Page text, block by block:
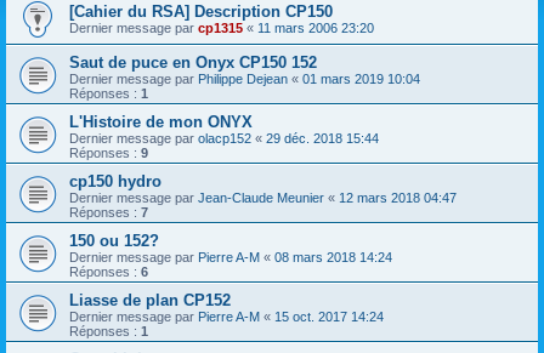
[Cahier du RSA] Description CP150
Dernier message par cp1315 « 11 mars 2006 23:20
Saut de puce en Onyx CP150 152
Dernier message par Philippe Dejean « 01 mars 2019 10:04
Réponses : 1
L'Histoire de mon ONYX
Dernier message par olacp152 « 29 déc. 2018 15:44
Réponses : 9
cp150 hydro
Dernier message par Jean-Claude Meunier « 12 mars 2018 04:47
Réponses : 7
150 ou 152?
Dernier message par Pierre A-M « 08 mars 2018 14:24
Réponses : 6
Liasse de plan CP152
Dernier message par Pierre A-M « 15 oct. 2017 14:24
Réponses : 1